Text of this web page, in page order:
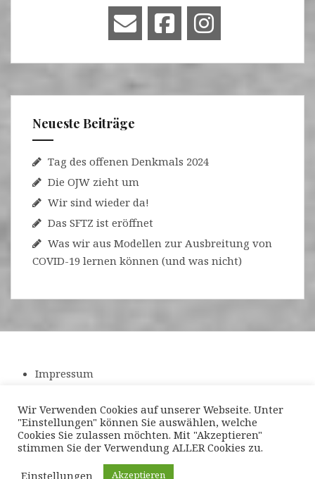
Neueste Beiträge
Tag des offenen Denkmals 2024
Die OJW zieht um
Wir sind wieder da!
Das SFTZ ist eröffnet
Was wir aus Modellen zur Ausbreitung von
COVID-19 lernen können (und was nicht)
Impressum
Wir Verwenden Cookies auf unserer Webseite. Unter
"Einstellungen" können Sie auswählen, welche
Cookies Sie zulassen möchten. Mit "Akzeptieren"
stimmen Sie der Verwendung ALLER Cookies zu.
Einstellungen
Akzeptieren